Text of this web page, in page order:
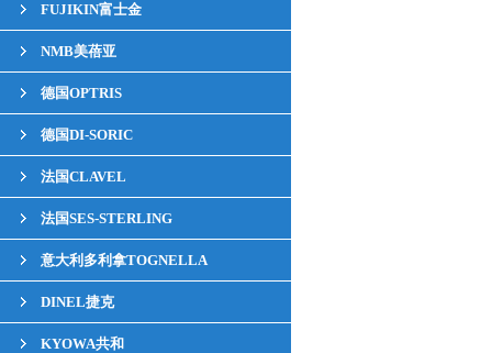
FUJIKIN富士金
NMB美蓓亚
德国OPTRIS
德国DI-SORIC
法国CLAVEL
法国SES-STERLING
意大利多利拿TOGNELLA
DINEL捷克
KYOWA共和